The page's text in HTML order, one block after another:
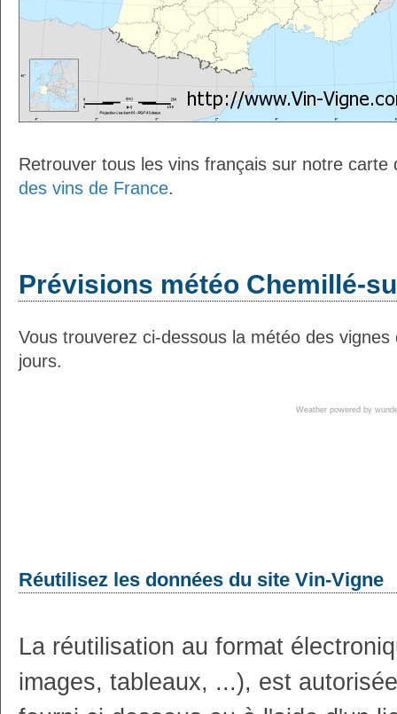
Retrouver tous les vins français sur notre
des vins de France.
Prévisions météo Chemillé-
Vous trouverez ci-dessous la météo des
jours.
Weather powered by
Réutilisez les données du site Vin-Vigne
La réutilisation au format
images, tableaux, ...), est